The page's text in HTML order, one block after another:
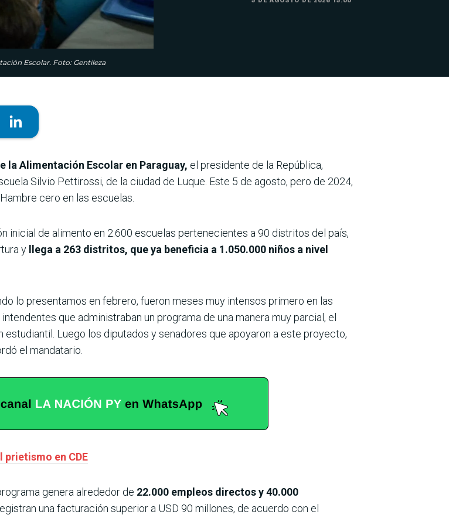
Escolar. Foto: Gentileza
la Alimentación Escolar en Paraguay, el presidente de la República,
Silvio Pettirossi, de la ciudad de Luque. Este 5 de agosto, pero de 2024,
cero en las escuelas.
inicial de alimento en 2.600 escuelas pertenecientes a 90 distritos del país,
y llega a 263 distritos, que ya beneficia a 1.050.000 niños a nivel
lo presentamos en febrero, fueron meses muy intensos primero en las
que administraban un programa de una manera muy parcial, el
Luego los diputados y senadores que apoyaron a este proyecto,
el mandatario.
prietismo en CDE
genera alrededor de 22.000 empleos directos y 40.000
una facturación superior a USD 90 millones, de acuerdo con el